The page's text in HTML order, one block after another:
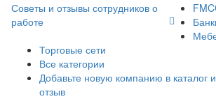
Советы и отзывы сотрудников о
работе
Торговые сети
Все категории
Добавьте новую компанию в каталог
отзыв